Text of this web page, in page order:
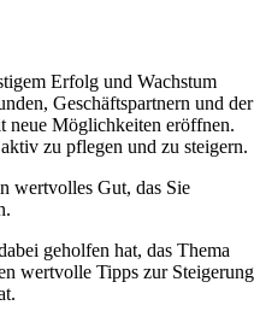
Erfolg und Wachstum
Geschäftspartnern und der
neue Möglichkeiten eröffnen.
zu pflegen und zu steigern.
wertvolles Gut, das Sie
geholfen hat, das Thema
wertvolle Tipps zur Steigerung